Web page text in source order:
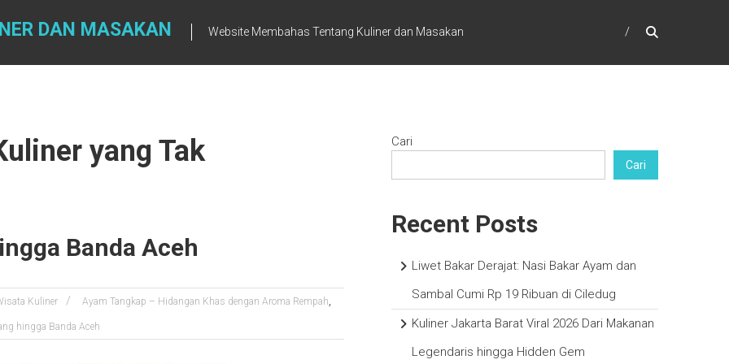
DAN MASAKAN Website Membahas Tentang Kuliner dan Masakan
yang Tak
Banda Aceh
Kuliner Ayam Tangkap – Hidangan Khas dengan Aroma Rempah,
hingga Banda Aceh
Cari
Cari
Recent Posts
Liwet Bakar Derajat: Nasi Bakar Ayam dan
Sambal Cumi Rp 19 Ribuan di Ciledug
Kuliner Jakarta Barat Viral 2026 Dari Makanan
Legendaris hingga Hidden Gem